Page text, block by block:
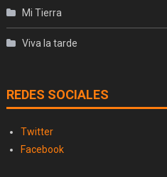
Mi Tierra
Viva la tarde
REDES SOCIALES
Twitter
Facebook